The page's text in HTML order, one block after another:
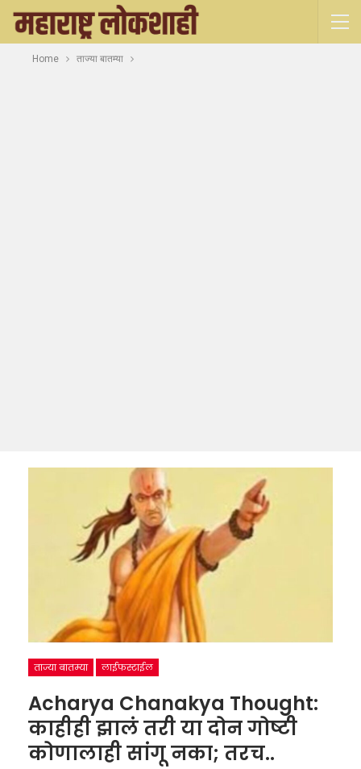
Home ताज्या बातम्या
ताज्या बातम्या लाईफस्टाईल
Acharya Chanakya Thought:
काहीही झालं तरी या दोन गोष्टी
कोणालाही सांगू नका; तरच..